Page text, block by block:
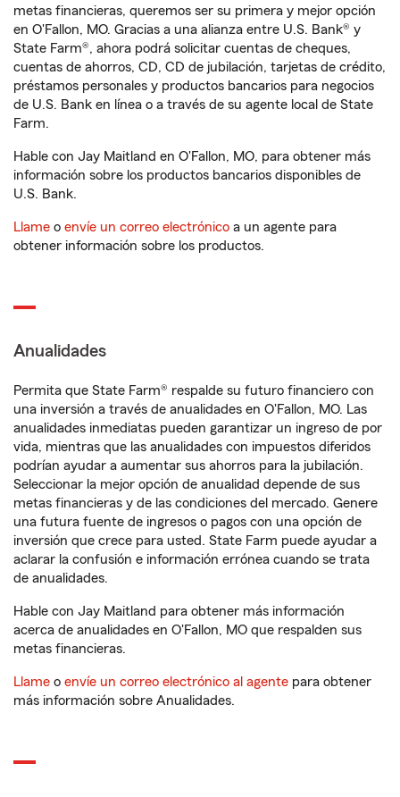
metas financieras, queremos ser su primera y mejor opción
en O'Fallon, MO. Gracias a una alianza entre U.S. Bank® y
State Farm®, ahora podrá solicitar cuentas de cheques,
cuentas de ahorros, CD, CD de jubilación, tarjetas de crédito,
préstamos personales y productos bancarios para negocios
de U.S. Bank en línea o a través de su agente local de State
Farm.
Hable con Jay Maitland en O'Fallon, MO, para obtener más
información sobre los productos bancarios disponibles de
U.S. Bank.
Llame o envíe un correo electrónico a un agente para
obtener información sobre los productos.
Anualidades
Permita que State Farm® respalde su futuro financiero con
una inversión a través de anualidades en O'Fallon, MO. Las
anualidades inmediatas pueden garantizar un ingreso de por
vida, mientras que las anualidades con impuestos diferidos
podrían ayudar a aumentar sus ahorros para la jubilación.
Seleccionar la mejor opción de anualidad depende de sus
metas financieras y de las condiciones del mercado. Genere
una futura fuente de ingresos o pagos con una opción de
inversión que crece para usted. State Farm puede ayudar a
aclarar la confusión e información errónea cuando se trata
de anualidades.
Hable con Jay Maitland para obtener más información
acerca de anualidades en O'Fallon, MO que respalden sus
metas financieras.
Llame o envíe un correo electrónico al agente para obtener
más información sobre Anualidades.